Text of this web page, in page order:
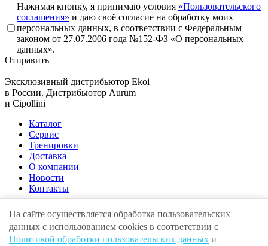
Нажимая кнопку, я принимаю условия «Пользовательского
соглашения» и даю своё согласие на обработку моих
персональных данных, в соответствии с Федеральным
законом от 27.07.2006 года №152-ФЗ «О персональных
данных».
Отправить
Эксклюзивный дистрибьютор Ekoi
в России. Дистрибьютор Aurum
и Cipollini
Каталог
Сервис
Тренировки
Доставка
О компании
Новости
Контакты
Адрес:г. Москва , ул. Крылатская, 10
E-mail:info@volgaunion.com
На сайте осуществляется обработка пользовательских
данных с использованием cookies в соответствии с
Политикой обработки пользовательских данных и